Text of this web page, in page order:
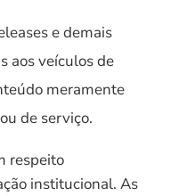
e demais
aos veículos de
meramente
de serviço.
respeito
institucional. As